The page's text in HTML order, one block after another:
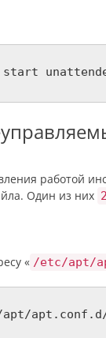
работой
Один из них
« /etc/apt/
apt.conf.d/